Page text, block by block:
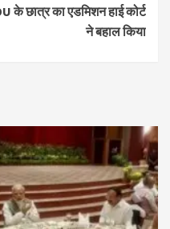
के छात्र का एडमिशन हाई कोर्ट
ने बहाल किया